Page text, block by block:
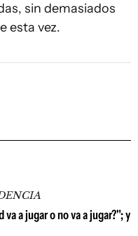
sin demasiados
esta vez.
a jugar o no va a jugar?"; y